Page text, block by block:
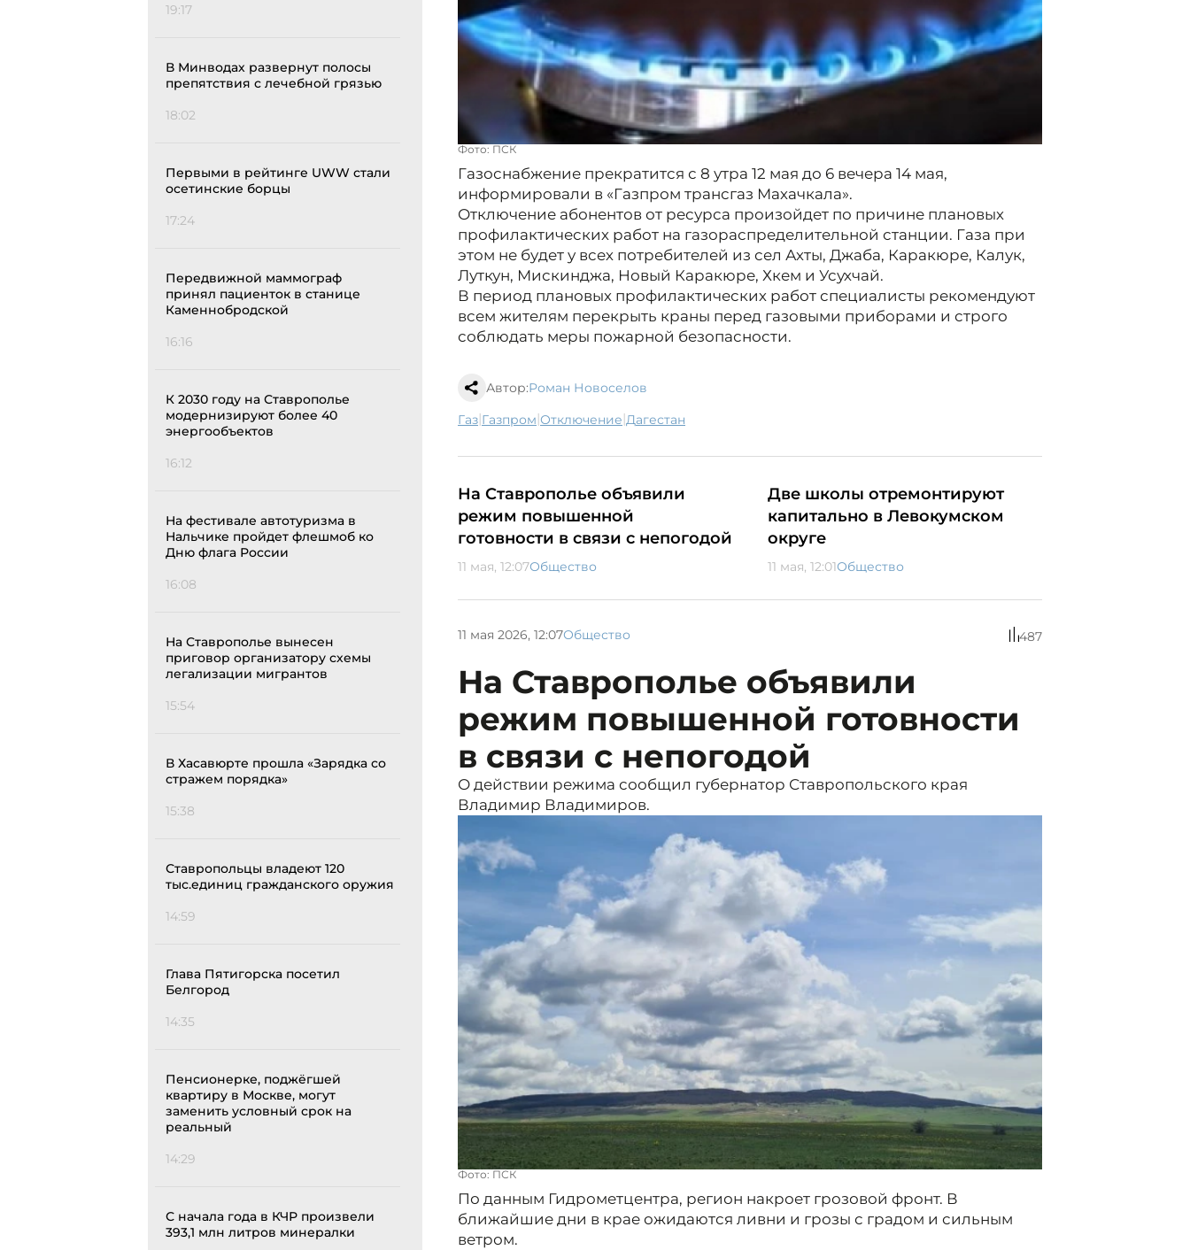
19:17
В Минводах развернут полосы
препятствия с лечебной грязью
18:02
Первыми в рейтинге UWW стали
осетинские борцы
17:24
Передвижной маммограф
принял пациенток в станице
Каменнобродской
16:16
К 2030 году на Ставрополье
модернизируют более 40
энергообъектов
16:12
На фестивале автотуризма в
Нальчике пройдет флешмоб ко
Дню флага России
16:08
На Ставрополье вынесен
приговор организатору схемы
легализации мигрантов
15:54
В Хасавюрте прошла «Зарядка со
стражем порядка»
15:38
Ставропольцы владеют 120
тыс.единиц гражданского оружия
14:59
Глава Пятигорска посетил
Белгород
14:35
Пенсионерке, поджёгшей
квартиру в Москве, могут
заменить условный срок на
реальный
14:29
С начала года в КЧР произвели
393,1 млн литров минералки
Фото: ПСК
Газоснабжение прекратится с 8 утра 12 мая до 6 вечера 14 мая,
информировали в «Газпром трансгаз Махачкала».
Отключение абонентов от ресурса произойдет по причине плановых
профилактических работ на газораспределительной станции. Газа при
этом не будет у всех потребителей из сел Ахты, Джаба, Каракюре, Калук,
Луткун, Мискинджа, Новый Каракюре, Хкем и Усухчай.
В период плановых профилактических работ специалисты рекомендуют
всем жителям перекрыть краны перед газовыми приборами и строго
соблюдать меры пожарной безопасности.
Автор:Роман Новоселов
газ| Газпром| отключение| Дагестан
На Ставрополье объявили
режим повышенной
готовности в связи с непогодой
11 мая, 12:07Общество
Две школы отремонтируют
капитально в Левокумском
округе
11 мая, 12:01Общество
11 мая 2026, 12:07Общество 487
На Ставрополье объявили
режим повышенной готовности
в связи с непогодой
О действии режима сообщил губернатор Ставропольского края
Владимир Владимиров.
Фото: ПСК
По данным Гидрометцентра, регион накроет грозовой фронт. В
ближайшие дни в крае ожидаются ливни и грозы с градом и сильным
ветром.